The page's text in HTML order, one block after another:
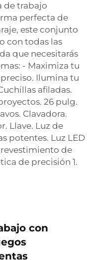
de trabajo
perfecta de
este conjunto
con todas las
que necesitarás
- Maximiza tu
Ilumina tu
afiladas.
26 pulg.
Clavadora.
Llave. Luz de
potentes. Luz LED
de
de precisión 1.
con